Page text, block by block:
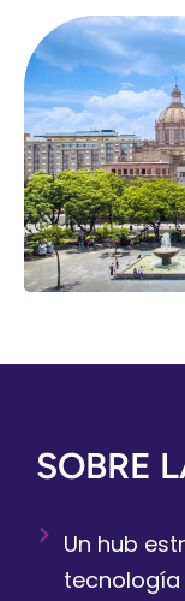
SOBRE
Un hub
tecnología